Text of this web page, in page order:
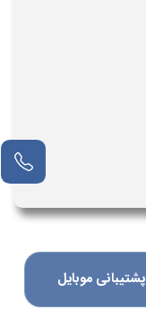
پشتیبانی موبایل